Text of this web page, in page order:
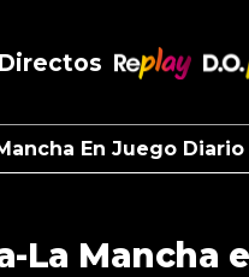
Directos
En Juego Diario
La Mancha